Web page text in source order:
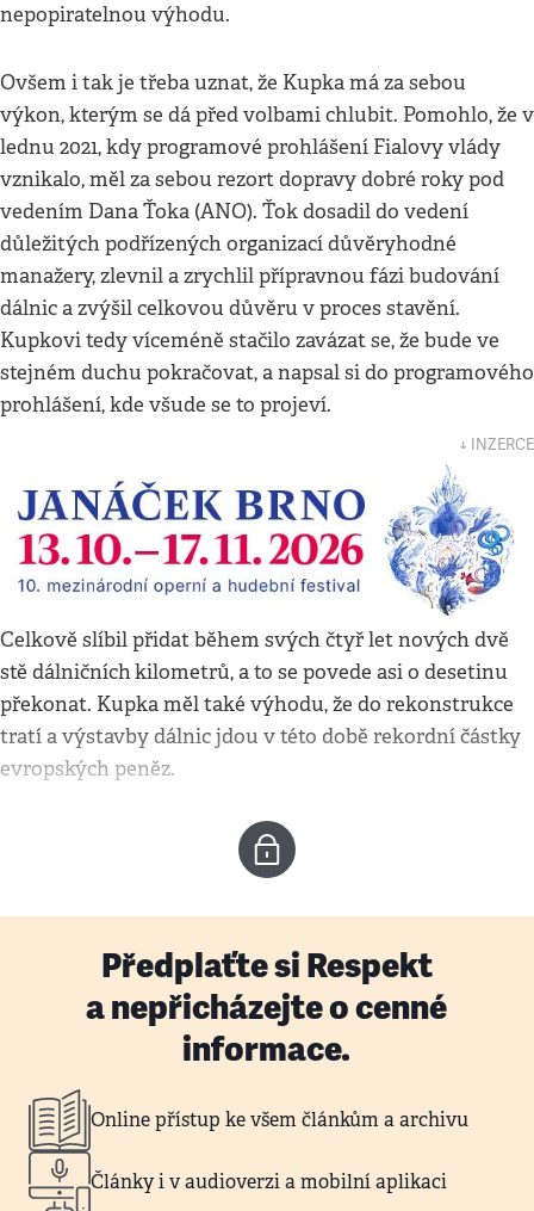
nepopiratelnou výhodu.
Ovšem i tak je třeba uznat, že Kupka má za sebou
výkon, kterým se dá před volbami chlubit. Pomohlo, že v
lednu 2021, kdy programové prohlášení Fialovy vlády
vznikalo, měl za sebou rezort dopravy dobré roky pod
vedením Dana Ťoka (ANO). Ťok dosadil do vedení
důležitých podřízených organizací důvěryhodné
manažery, zlevnil a zrychlil přípravnou fázi budování
dálnic a zvýšil celkovou důvěru v proces stavění.
Kupkovi tedy víceméně stačilo zavázat se, že bude ve
stejném duchu pokračovat, a napsal si do programového
prohlášení, kde všude se to projeví.
↓ INZERCE
Celkově slíbil přidat během svých čtyř let nových dvě
stě dálničníchkilometrů, a to se povede asi o desetinu
překonat. Kupka měl také výhodu, že do rekonstrukce
tratí a výstavby dálnic jdou v této době rekordní částky
evropských peněz.
Předplaťte si Respekt
a nepřicházejte o cenné
informace.
Online přístup ke všem článkům a archivu
Články i v audioverzi a mobilní aplikaci